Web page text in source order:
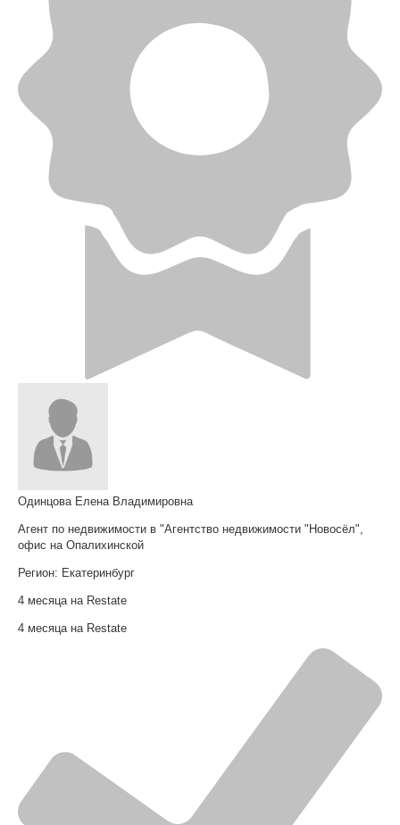
Одинцова Елена Владимировна
Агент по недвижимости в "Агентство недвижимости "Новосёл",
офис на Опалихинской
Регион: Екатеринбург
4 месяца на Restate
4 месяца на Restate